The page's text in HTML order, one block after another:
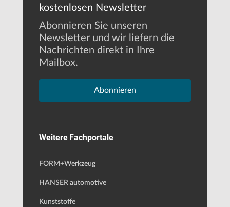
kostenlosen Newsletter
Abonnieren Sie unseren
Newsletter und wir liefern die
Nachrichten direkt in Ihre
Mailbox.
Abonnieren
Weitere Fachportale
FORM+Werkzeug
HANSER automotive
Kunststoffe